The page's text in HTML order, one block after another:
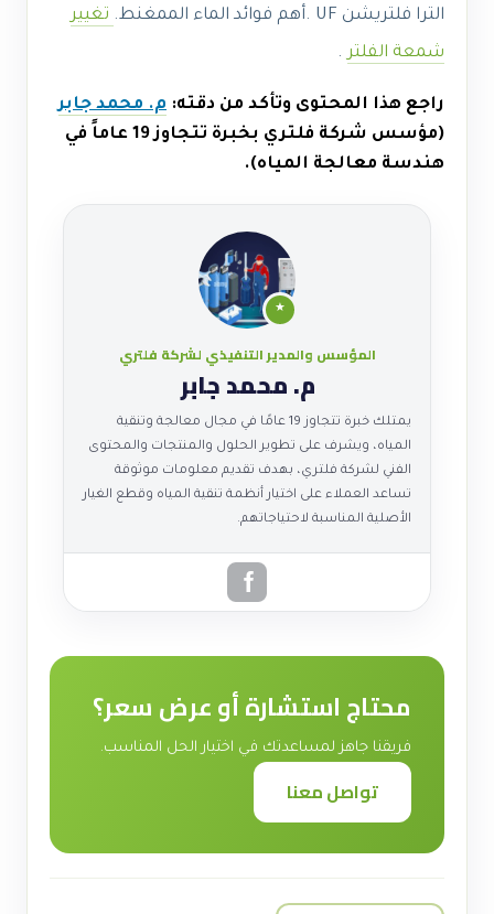
الترا فلتريشن UF .أهم فوائد الماء الممغنط.
تغيير
شمعة الفلتر.
راجع هذا المحتوى وتأكد من دقته: م. محمد جابر
(مؤسس شركة فلتري بخبرة تتجاوز 19 عاماً في
هندسة معالجة المياه).
★
المؤسس والمدير التنفيذي لشركة فلتري
م. محمد جابر
يمتلك خبرة تتجاوز 19 عامًا في مجال معالجة وتنقية
المياه، ويشرف على تطوير الحلول والمنتجات والمحتوى
الفني لشركة فلتري، بهدف تقديم معلومات موثوقة
تساعد العملاء على اختيار أنظمة تنقية المياه وقطع الغيار
الأصلية المناسبة لاحتياجاتهم.
محتاج استشارة أو عرض سعر؟
فريقنا جاهز لمساعدتك في اختيار الحل المناسب.
تواصل معنا